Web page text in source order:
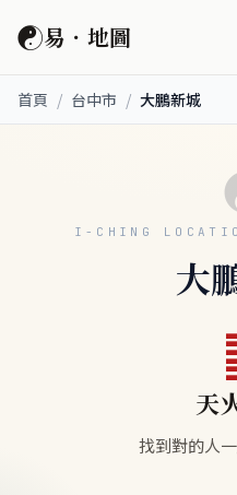
☯易．地圖
首頁 / 台中市 / 大鵬新城
I-CHING
大
天
找到對的人